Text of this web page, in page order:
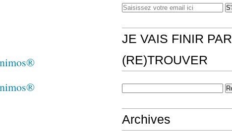
JE VAIS FINIR PAR
(RE)TROUVER
Archives